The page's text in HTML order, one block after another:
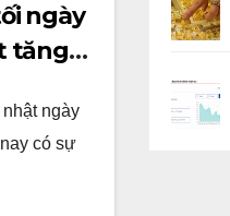
ngày
tăng
ngày
có sự